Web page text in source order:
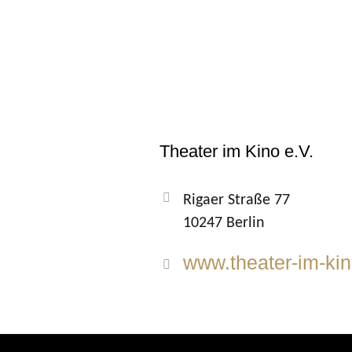
Theater im Kino e.V.
Rigaer Straße 77
10247 Berlin
www.theater-im-